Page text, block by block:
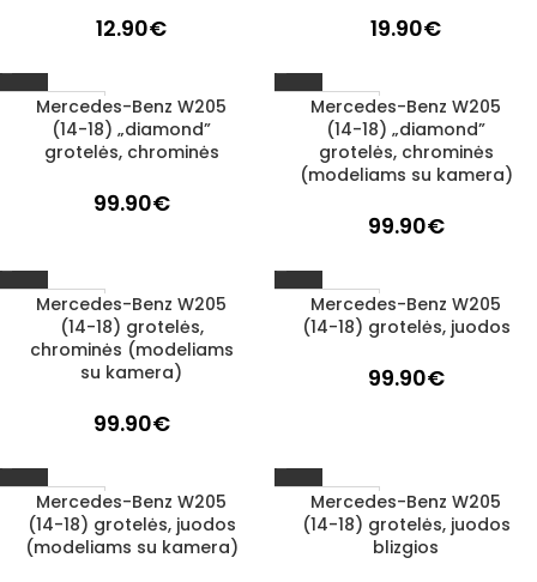
12.90€ 19.90€
1–3 D. D.
Mercedes-Benz W205
(14-18) „diamond”
grotelės, chrominės
99.90€
1–3 D. D.
Mercedes-Benz W205
(14-18) „diamond”
grotelės, chrominės
(modeliams su kamera)
99.90€
1–3 D. D.
Mercedes-Benz W205
(14-18) grotelės,
chrominės (modeliams
su kamera)
99.90€
1–3 D. D.
Mercedes-Benz W205
(14-18) grotelės, juodos
99.90€
1–3 D. D.
Mercedes-Benz W205
(14-18) grotelės, juodos
(modeliams su kamera)
1–3 D. D.
Mercedes-Benz W205
(14-18) grotelės, juodos
blizgios